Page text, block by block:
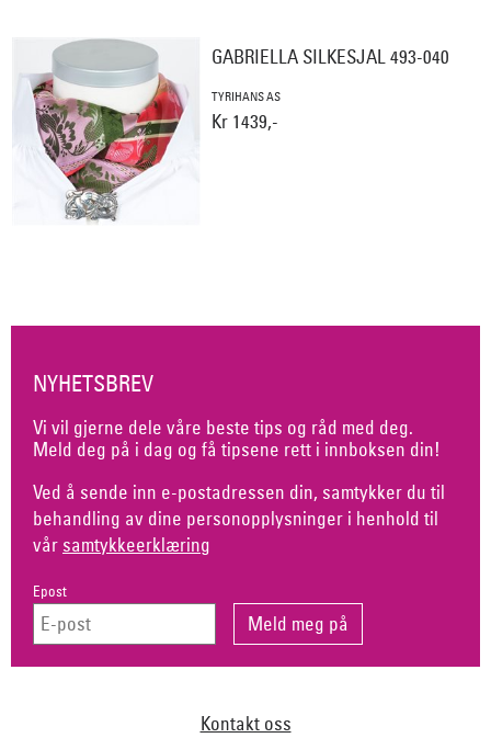
GABRIELLA SILKESJAL 493-040
TYRIHANS AS
Kr 1439,-
NYHETSBREV
Vi vil gjerne dele våre beste tips og råd med deg.
Meld deg på i dag og få tipsene rett i innboksen din!
Ved å sende inn e-postadressen din, samtykker du til
behandling av dine personopplysninger i henhold til
vår samtykkeerklæring
Epost
Kontakt oss